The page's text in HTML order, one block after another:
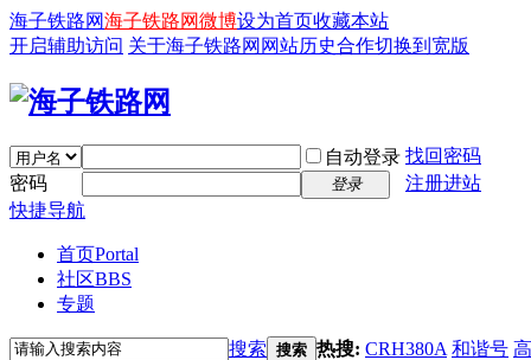
海子铁路网海子铁路网微博设为首页收藏本站
开启辅助访问 关于海子铁路网 网站历史合作切换到宽版
自动登录 找回密码
密码
登录
注册进站
快捷导航
首页Portal
社区BBS
专题
搜索 搜索 热搜: CRH380A 和谐号